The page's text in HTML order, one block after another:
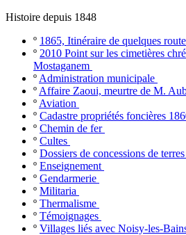
Histoire depuis 1848
º 1865, Itinéraire de quelques
º 2010 Point sur les cimetières
Mostaganem
º Administration municipale
º Affaire Zaoui, meurtre de M.
º Aviation
º Cadastre propriétés foncières
º Chemin de fer
º Cultes
º Dossiers de concessions de terres
º Enseignement
º Gendarmerie
º Militaria
º Thermalisme
º Témoignages
º Villages liés avec Noisy-les-